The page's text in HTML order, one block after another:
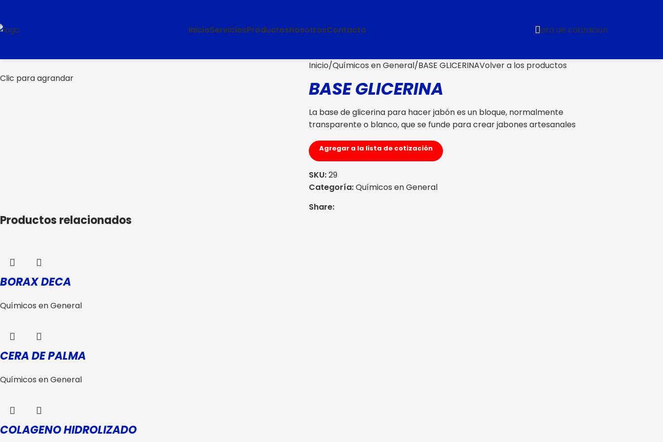
InicioServiciosProductosNosotrosContacto Lista de cotización
Clic para agrandar
Inicio Químicos en General BASE GLICERINAVolver a los productos
BASE GLICERINA
La base de glicerina para hacer jabón es un bloque, normalmente
transparente o blanco, que se funde para crear jabones artesanales
Agregar a la lista de cotización
SKU:29
Categoría:Químicos en General
Share:
Productos relacionados
BORAX DECA
Químicos en General
CERA DE PALMA
Químicos en General
COLAGENO HIDROLIZADO